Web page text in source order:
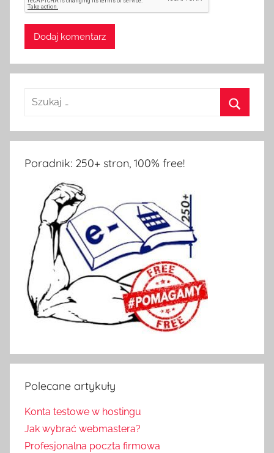
Poradnik: 250+ stron, 100% free!
Polecane artykuły
Konta testowe w hostingu
Jak wybrać webmastera?
Profesjonalna poczta firmowa